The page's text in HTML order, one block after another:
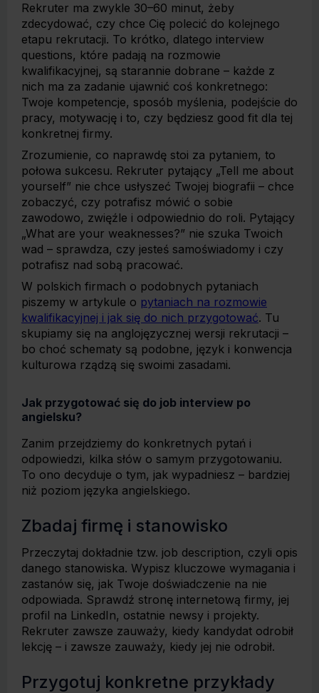
Rekruter ma zwykle 30–60 minut, żeby
zdecydować, czy chce Cię polecić do kolejnego
etapu rekrutacji. To krótko, dlatego interview
questions, które padają na rozmowie
kwalifikacyjnej, są starannie dobrane – każde z
nich ma za zadanie ujawnić coś konkretnego:
Twoje kompetencje, sposób myślenia, podejście do
pracy, motywację i to, czy będziesz good fit dla tej
konkretnej firmy.
Zrozumienie, co naprawdę stoi za pytaniem, to
połowa sukcesu. Rekruter pytający „Tell me about
yourself” nie chce usłyszeć Twojej biografii – chce
zobaczyć, czy potrafisz mówić o sobie
zawodowo, zwięźle i odpowiednio do roli. Pytający
„What are your weaknesses?” nie szuka Twoich
wad – sprawdza, czy jesteś samoświadomy i czy
potrafisz nad sobą pracować.
W polskich firmach o podobnych pytaniach
piszemy w artykule o pytaniach na rozmowie
kwalifikacyjnej i jak się do nich przygotować. Tu
skupiamy się na anglojęzycznej wersji rekrutacji –
bo choć schematy są podobne, język i konwencja
kulturowa rządzą się swoimi zasadami.
Jak przygotować się do job interview po
angielsku?
Zanim przejdziemy do konkretnych pytań i
odpowiedzi, kilka słów o samym przygotowaniu.
To ono decyduje o tym, jak wypadniesz – bardziej
niż poziom języka angielskiego.
Zbadaj firmę i stanowisko
Przeczytaj dokładnie tzw. job description, czyli opis
danego stanowiska. Wypisz kluczowe wymagania i
zastanów się, jak Twoje doświadczenie na nie
odpowiada. Sprawdź stronę internetową firmy, jej
profil na LinkedIn, ostatnie newsy i projekty.
Rekruter zawsze zauważy, kiedy kandydat odrobił
lekcję – i zawsze zauważy, kiedy jej nie odrobił.
Przygotuj konkretne przykłady